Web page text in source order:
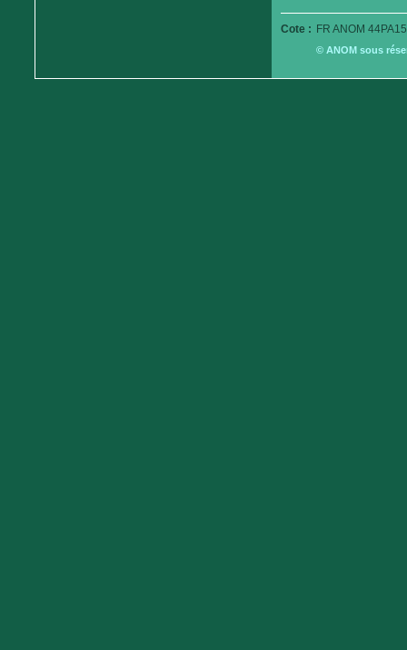
Cote : FR ANOM
© ANOM sous